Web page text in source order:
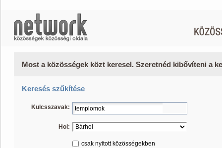
Most a közösségek közt keresel. Szeretnéd kibővíteni a
Keresés szűkítése
Kulcsszavak:
Hol:
csak nyitott közösségekben